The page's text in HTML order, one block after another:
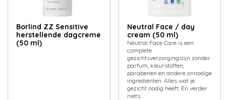
Borlind ZZ Sensitive
herstellende dagcreme
(50 ml)
Neutral Face / day
cream (50 ml)
Neutral Face Care is een
complete
gezichtsverzorgingslijn zonder
parfum, kleurstoffen,
parabenen en andere onnodige
ingrediënten. Alles wat je
gezicht nodig heeft. En verder
niets.